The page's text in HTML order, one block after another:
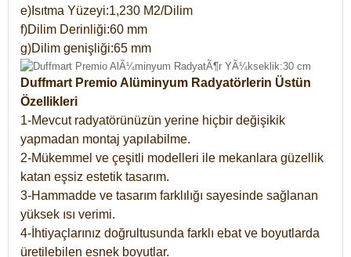
e)Isıtma Yüzeyi:1,230 M2/Dilim
f)Dilim Derinliği:60 mm
g)Dilim genişliği:65 mm
Duffmart Premio Alüminyum Radyatörlerin Üstün
Özellikleri
1-Mevcut radyatörünüzün yerine hiçbir değişikik
yapmadan montaj yapılabilme.
2-Mükemmel ve çeşitli modelleri ile mekanlara güzellik
katan eşsiz estetik tasarım.
3-Hammadde ve tasarım farklılığı sayesinde sağlanan
yüksek ısı verimi.
4-İhtiyaçlarınız doğrultusunda farklı ebat ve boyutlarda
üretilebilen esnek boyutlar.